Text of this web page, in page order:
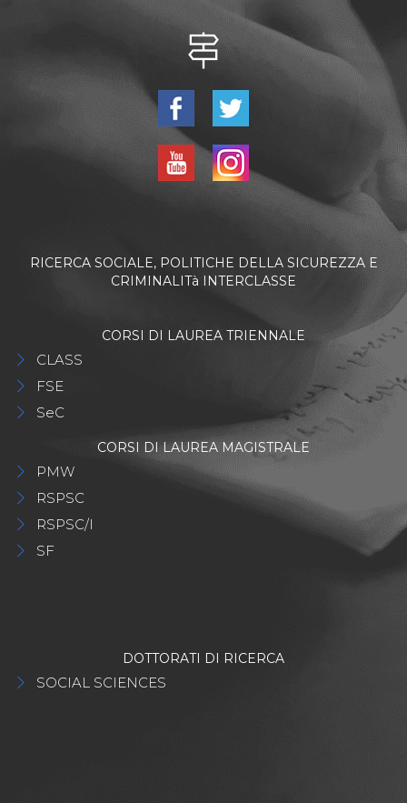
RICERCA SOCIALE, POLITICHE DELLA SICUREZZA E
CRIMINALITà INTERCLASSE
CORSI DI LAUREA TRIENNALE
CLASS
FSE
SeC
CORSI DI LAUREA MAGISTRALE
PMW
RSPSC
RSPSC/I
SF
DOTTORATI DI RICERCA
SOCIAL SCIENCES